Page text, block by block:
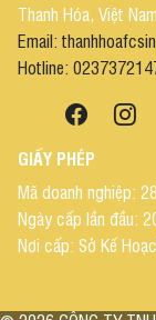
Thanh Hóa, Việt Nam
Email:
Hotline:
GIẤY PHÉP
Mã doanh nghiệp:
Ngày cấp lần đầu:
Nơi cấp: Sở Kế